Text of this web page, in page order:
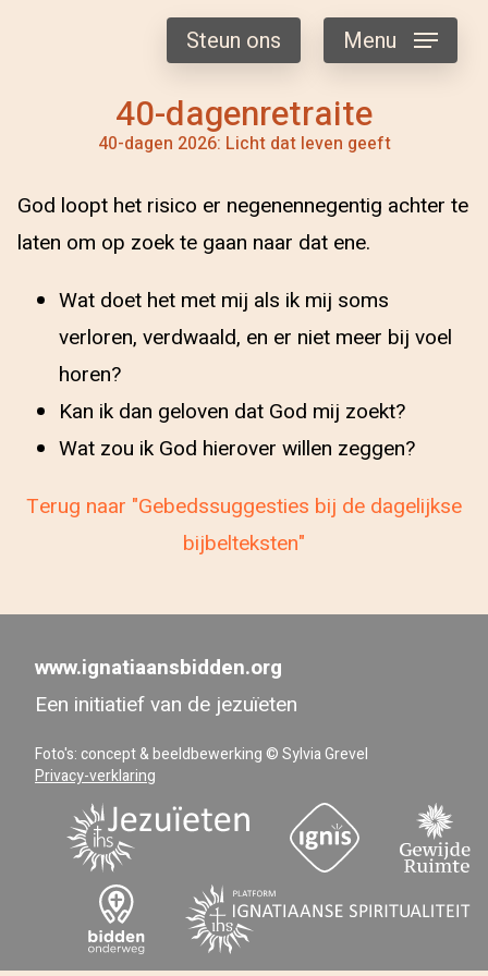
40-dagenretraite
40-dagen 2026: Licht dat leven geeft
Steun ons Menu
God loopt het risico er negenennegentig achter te
laten om op zoek te gaan naar dat ene.
Wat doet het met mij als ik mij soms
verloren, verdwaald, en er niet meer bij voel
horen?
Kan ik dan geloven dat God mij zoekt?
Wat zou ik God hierover willen zeggen?
Terug naar "Gebedssuggesties bij de dagelijkse
bijbelteksten"
www.ignatiaansbidden.org
Een initiatief van de jezuïeten
Foto's: concept & beeldbewerking © Sylvia Grevel
Privacy-verklaring